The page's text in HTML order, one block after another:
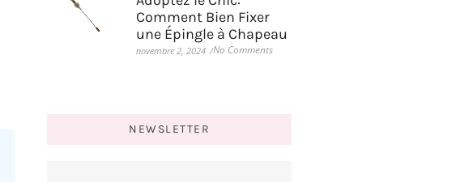
Comment Bien Fixer
une Épingle à Chapeau
novembre 2, 2024 /No Comments
NEWSLETTER